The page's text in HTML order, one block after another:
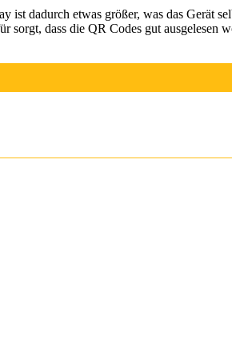
dadurch etwas größer, was das Gerät
dass die QR Codes gut ausgelesen